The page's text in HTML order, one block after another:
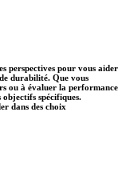
perspectives pour vous aider
durabilité. Que vous
ou à évaluer la performance
objectifs spécifiques.
dans des choix